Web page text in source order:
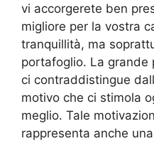
vi accorgerete ben
migliore per la vostra
tranquillità, ma
portafoglio. La grande
ci contraddistingue
motivo che ci stimola
meglio. Tale
rappresenta anche